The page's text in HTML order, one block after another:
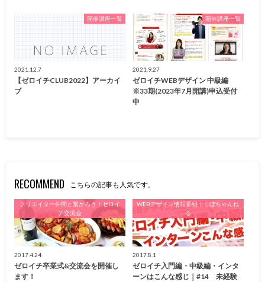
開催講座一覧
2021.12.7
【ゼロイチCLUB2022】アーカイ
ブ
開催講座一覧
2021.9.27
ゼロイチWEBデザイン 中級編
※33期(2023年7月開講)申込受付
中
RECOMMEND こちらの記事も人気です。
クリエイター仲間と繋がろう！ゼロイ
チ交流会
2017.4.24
ゼロイチ卒業式&交流会を開催し
ます！
WEBデザイン情報番組：くぼちゃんね
る
2017.8.1
ゼロイチ入門編・中級編・インタ
ーンはこんな感じ｜#14 未経験